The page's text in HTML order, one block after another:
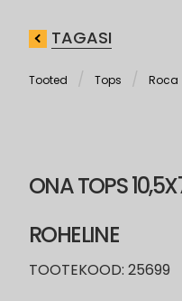
TAGASI
Tooted Tops Roca
ONA TOPS
ROHELINE
TOOTEKOOD: 25699